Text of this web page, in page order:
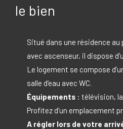
le bien
Situé dans une résidence
avec ascenseur, il dispose
Le logement se compose
salle d’eau avec WC.
Équipements: télévision,
Profitez d’un emplacement
A régler lors de votre